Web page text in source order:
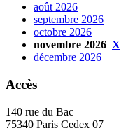
août 2026
septembre 2026
octobre 2026
novembre 2026 X
décembre 2026
Accès
140 rue du Bac
75340 Paris Cedex 07